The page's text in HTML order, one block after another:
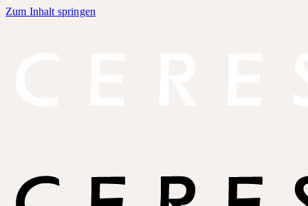
Zum Inhalt springen